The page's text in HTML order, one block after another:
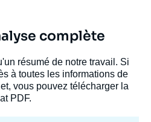
complète
résumé de notre travail. Si
à toutes les informations de
vous pouvez télécharger la
PDF.